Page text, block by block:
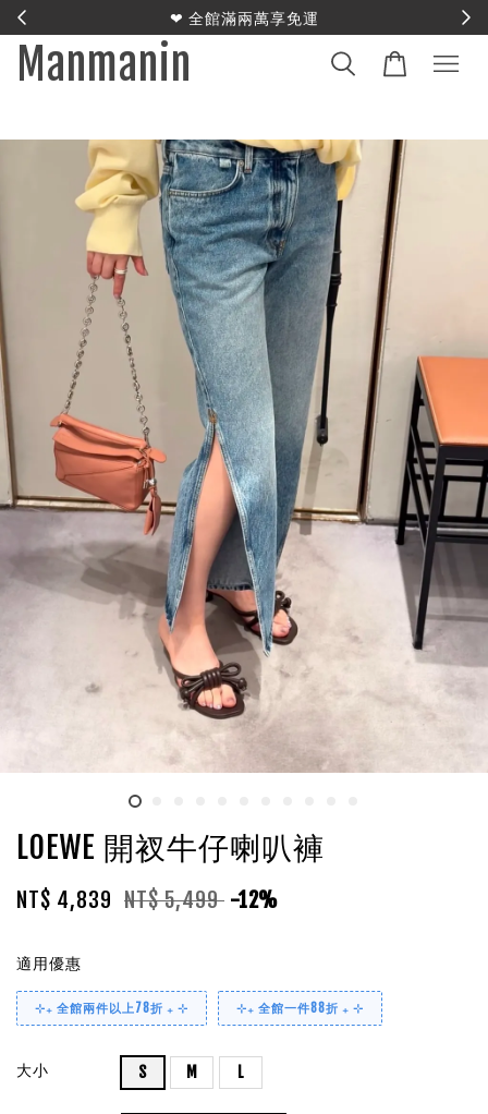
❤︎ 全館滿兩萬享免運
Manmanin
LOEWE 開衩牛仔喇叭褲
NT$ 4,839 NT$ 5,499 -12%
適用優惠
⊹₊ 全館兩件以上78折 ₊ ⊹ ⊹₊ 全館一件88折 ₊ ⊹
大小 S M L